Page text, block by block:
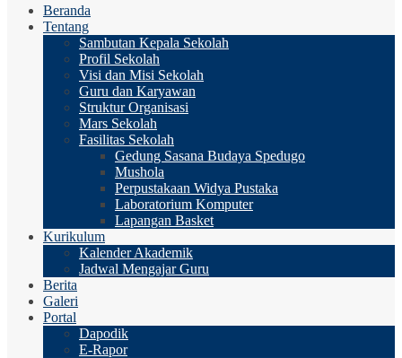
Beranda
Tentang
Sambutan Kepala Sekolah
Profil Sekolah
Visi dan Misi Sekolah
Guru dan Karyawan
Struktur Organisasi
Mars Sekolah
Fasilitas Sekolah
Gedung Sasana Budaya Spedugo
Mushola
Perpustakaan Widya Pustaka
Laboratorium Komputer
Lapangan Basket
Kurikulum
Kalender Akademik
Jadwal Mengajar Guru
Berita
Galeri
Portal
Dapodik
E-Rapor